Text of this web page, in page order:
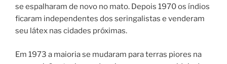
se espalharam de novo no mato. Depois 1970 os índios
ficaram independentes dos seringalistas e venderam
seu látex nas cidades próximas.
Em 1973 a maioria se mudaram para terras piores na